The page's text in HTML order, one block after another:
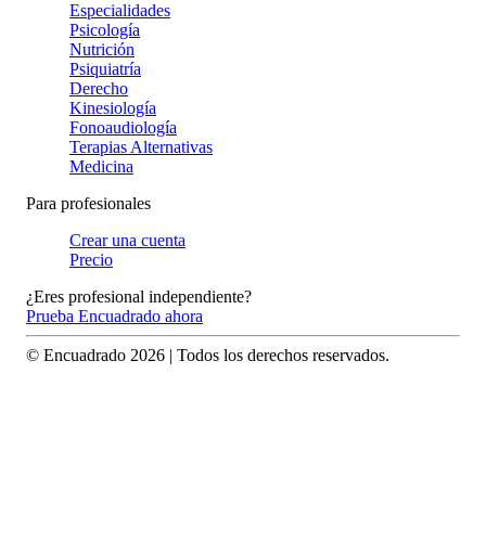
Especialidades
Psicología
Nutrición
Psiquiatría
Derecho
Kinesiología
Fonoaudiología
Terapias Alternativas
Medicina
Para profesionales
Crear una cuenta
Precio
¿Eres profesional independiente?
Prueba Encuadrado ahora
© Encuadrado 2026 | Todos los derechos reservados.